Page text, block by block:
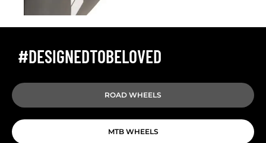
#DESIGNEDTOBELOVED
ROAD WHEELS
MTB WHEELS